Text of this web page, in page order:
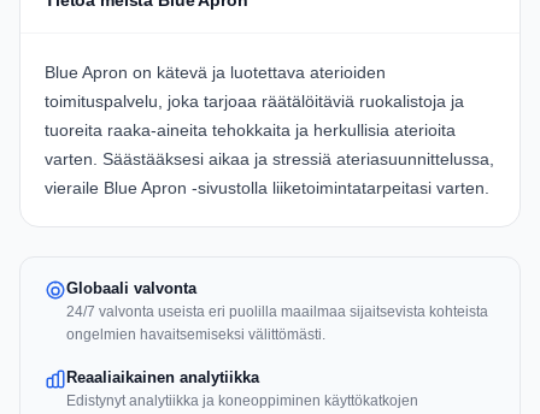
Blue Apron on kätevä ja luotettava aterioiden
toimituspalvelu, joka tarjoaa räätälöitäviä ruokalistoja ja
tuoreita raaka-aineita tehokkaita ja herkullisia aterioita
varten. Säästääksesi aikaa ja stressiä ateriasuunnittelussa,
vieraile Blue Apron -sivustolla liiketoimintatarpeitasi varten.
Globaali valvonta
24/7 valvonta useista eri puolilla maailmaa sijaitsevista kohteista
ongelmien havaitsemiseksi välittömästi.
Reaaliaikainen analytiikka
Edistynyt analytiikka ja koneoppiminen käyttökatkojen